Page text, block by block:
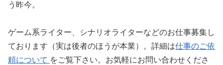
う昨今。
ゲーム系ライター、シナリオライターなどのお仕事募集し
ております（実は後者のほうが本業）。詳細は仕事のご依
頼について をご覧下さい。お気軽にお問い合わせくださ